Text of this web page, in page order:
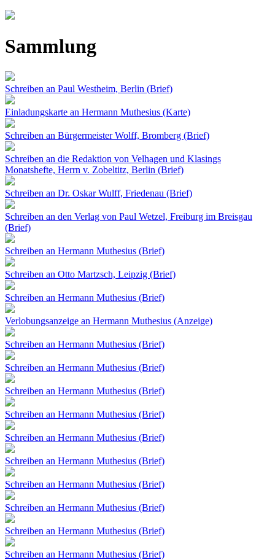
Jump to navigation
Sammlung
Schreiben an Paul Westheim, Berlin (Brief)
Einladungskarte an Hermann Muthesius (Karte)
Schreiben an Bürgermeister Wolff, Bromberg (Brief)
Schreiben an die Redaktion von Velhagen und Klasings
Monatshefte, Herrn v. Zobeltitz, Berlin (Brief)
Schreiben an Dr. Oskar Wulff, Friedenau (Brief)
Schreiben an den Verlag von Paul Wetzel, Freiburg im Breisgau
(Brief)
Schreiben an Hermann Muthesius (Brief)
Schreiben an Otto Martzsch, Leipzig (Brief)
Schreiben an Hermann Muthesius (Brief)
Verlobungsanzeige an Hermann Muthesius (Anzeige)
Schreiben an Hermann Muthesius (Brief)
Schreiben an Hermann Muthesius (Brief)
Schreiben an Hermann Muthesius (Brief)
Schreiben an Hermann Muthesius (Brief)
Schreiben an Hermann Muthesius (Brief)
Schreiben an Hermann Muthesius (Brief)
Schreiben an Hermann Muthesius (Brief)
Schreiben an Hermann Muthesius (Brief)
Schreiben an Hermann Muthesius (Brief)
Schreiben an Hermann Muthesius (Brief)